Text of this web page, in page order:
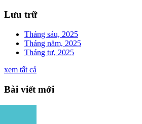
Lưu trữ
Tháng sáu, 2025
Tháng năm, 2025
Tháng tư, 2025
xem tất cả
Bài viết mới